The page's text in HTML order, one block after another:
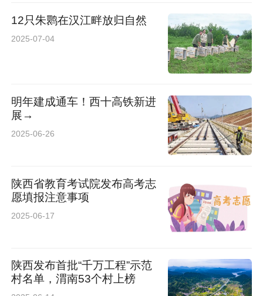
本；也有充满人文情怀的文学作品，其中散文
《活着》《春》被谱曲为流行歌曲，广为传唱。
尤为突出的是，作者将商洛的地域文化底蕴融入
文字，展现出“秦岭人”特有的坚韧与智慧。
一部“不负岁月”的诚意之作
叹：“《痕迹》是一部现代《心经》，是商州文脉
的延续。”他强调，李政权的文字既承袭了商洛文
化人贾平凹、京夫等前辈的厚重风格，又以军人
提供了基层样本”。
12只朱鹮在汉江畔放归自然
2025-07-04
明年建成通车！西十高铁新进
展→
2025-06-26
陕西省教育考试院发布高考志
愿填报注意事项
2025-06-17
陕西发布首批“千万工程”示范
村名单，渭南53个村上榜